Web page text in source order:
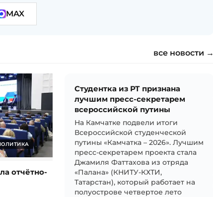
MAX
все новости →
отчётно-
Студентка из РТ признана
лучшим пресс-секретарем
всероссийской путины
На Камчатке подвели итоги
Всероссийской студенческой
путины «Камчатка – 2026». Лучшим
пресс-секретарем проекта стала
Джамиля Фаттахова из отряда
«Палана» (КНИТУ-КХТИ,
Татарстан), который работает на
полуострове четвертое лето